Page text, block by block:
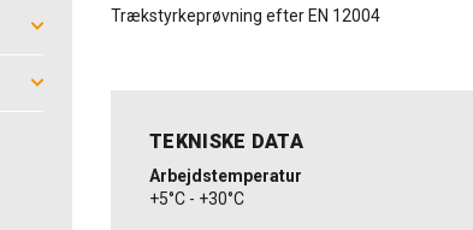
Trækstyrkeprøvning efter EN 12004
TEKNISKE DATA
Arbejdstemperatur
+5°C - +30°C